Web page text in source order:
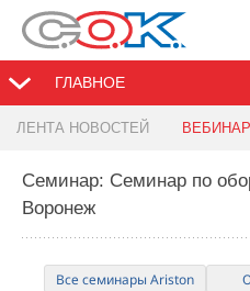
ГЛАВНОЕ
ЛЕНТА НОВОСТЕЙ
Семинар: Семинар по
Воронеж
Все семинары Ariston